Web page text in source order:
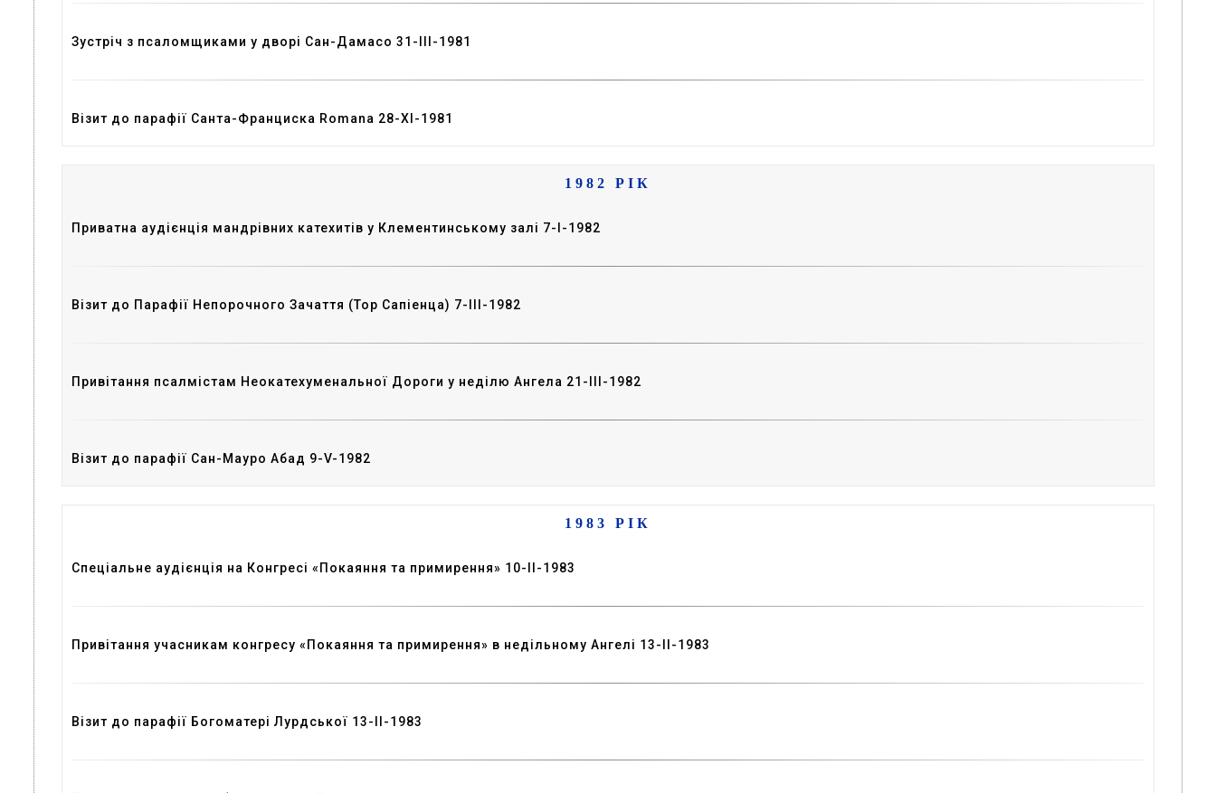
Зустріч з псаломщиками у дворі Сан-Дамасо 31-III-1981
Візит до парафії Санта-Франциска Romana 28-XI-1981
1982 РІК
Приватна аудієнція мандрівних катехитів у Клементинському залі 7-I-1982
Візит до Парафії Непорочного Зачаття (Тор Сапіенца) 7-III-1982
Привітання псалмістам Неокатехуменальної Дороги у неділю Ангела 21-III-1982
Візит до парафії Сан-Мауро Абад 9-V-1982
1983 РІК
Спеціальне аудієнція на Конгресі «Покаяння та примирення» 10-II-1983
Привітання учасникам конгресу «Покаяння та примирення» в недільному Ангелі 13-II-1983
Візит до парафії Богоматері Лурдської 13-II-1983